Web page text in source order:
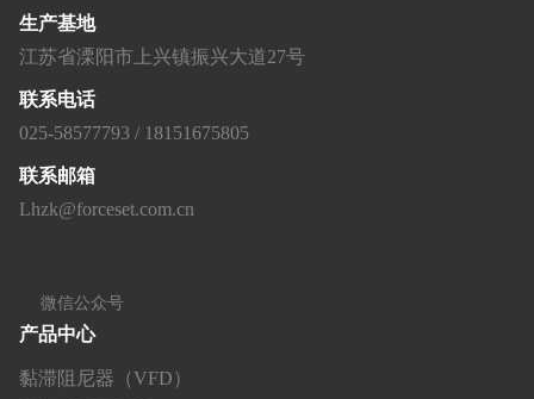
生产基地
江苏省溧阳市上兴镇振兴大道27号
联系电话
025-58577793 / 18151675805
联系邮箱
Lhzk@forceset.com.cn
微信公众号
产品中心
黏滞阻尼器（VFD）